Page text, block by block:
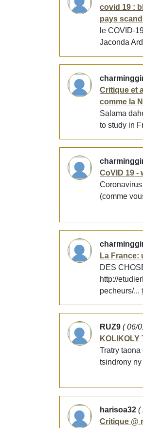
covid 19 :
pays
le COVID-
Jaconda
Critique et
comme la
Salama
to study in
CoVID 19 -
(comme
La France:
DES
http://
pecheurs/...
RUZ9 ( 06/
KOLIKOLY
Tratry
tsindrony
harisoa32 (
Critique @